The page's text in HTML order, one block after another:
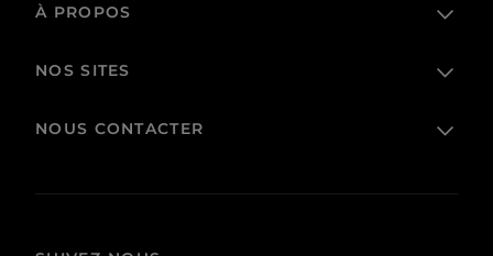
À PROPOS
L'établissement public
Actes administratifs
NOS SITES
Billetterie
NOUS CONTACTER